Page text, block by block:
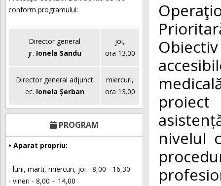
conform programului:
Director general
jr. Ionela Sandu
joi,
ora 13.00
Director general adjunct
ec. Ionela Șerban
miercuri,
ora 13.00
PROGRAM
• Aparat propriu:
- luni, marti, miercuri, joi - 8,00 - 16,30
- vineri - 8,00 – 14,00
proiect
nivelul